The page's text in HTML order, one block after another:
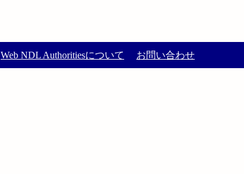
Web NDL Authoritiesについて お問い合わせ